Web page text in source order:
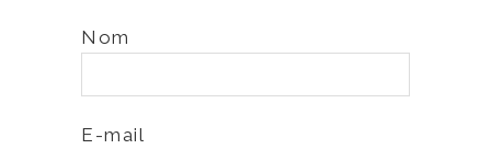
Nom
E-mail